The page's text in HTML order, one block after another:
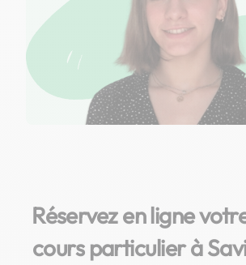
Réservez en ligne
cours particulier à